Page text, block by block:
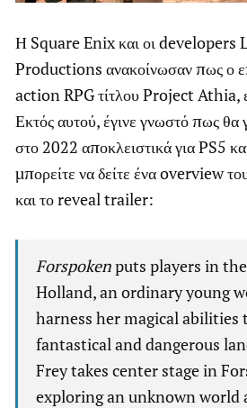
Η Square Enix και οι developers
Productions ανακοίνωσαν πως ο
action RPG τίτλου Project Athia,
Εκτός αυτού, έγινε γνωστό πως θα
στο 2022 αποκλειστικά για PS5
μπορείτε να δείτε ένα overview
και το reveal trailer:
Forspokenputs players in
Holland, an ordinary young
harness her magical abilities
fantastical and dangerous
Frey takes center stage in
exploring an unknown world